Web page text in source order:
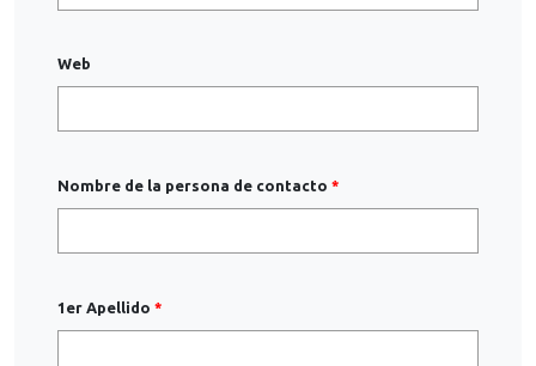
Web
Nombre de la persona de contacto
1er Apellido